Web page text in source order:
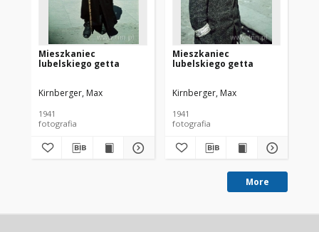
Mieszkaniec
lubelskiego getta
Kirnberger, Max
1941
fotografia
Mieszkaniec
lubelskiego getta
Kirnberger, Max
1941
fotografia
More